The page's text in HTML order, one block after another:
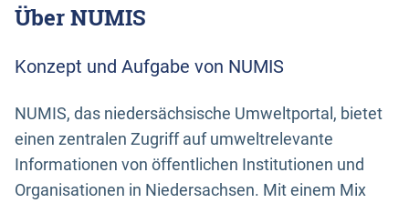
Über NUMIS
Konzept und Aufgabe von NUMIS
NUMIS, das niedersächsische Umweltportal, bietet
einen zentralen Zugriff auf umweltrelevante
Informationen von öffentlichen Institutionen und
Organisationen in Niedersachsen. Mit einem Mix